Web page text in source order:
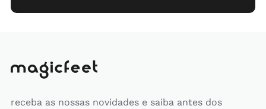
receba as nossas novidades e saiba antes dos